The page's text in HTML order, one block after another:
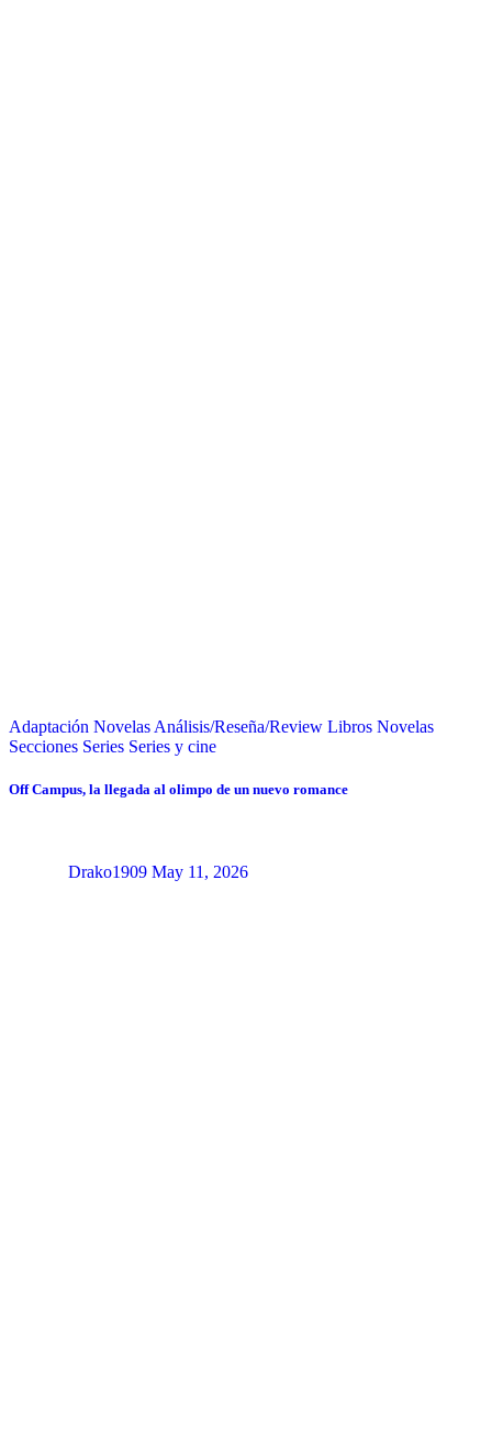
Adaptación Novelas Análisis/Reseña/Review Libros Novelas
Secciones Series Series y cine
Off Campus, la llegada al olimpo de un nuevo romance
Drako1909 May 11, 2026